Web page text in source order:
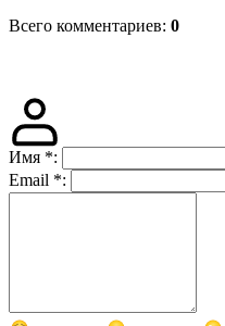
Всего комментариев: 0
Имя *:
Email *: